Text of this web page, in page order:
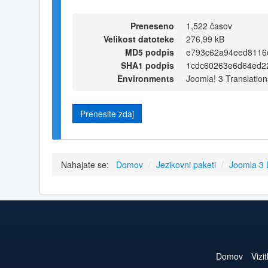
Preneseno
1,522 časov
Velikost datoteke
276,99 kB
MD5 podpis
SHA1 podpis
Environments
Joomla! 3
Prenesite zdaj
Nahajate se: Domov / Jezikovni paketi / Joomla 3
Domov